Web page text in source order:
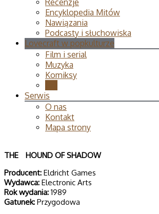
Recenzje
Encyklopedia Mitów
Nawiązania
Podcasty i słuchowiska
Lovecraft w popkulturze
Film i serial
Muzyka
Komiksy
Serwis
O nas
Kontakt
Mapa strony
THE
HOUND OF SHADOW
Producent: Eldricht Games
Wydawca: Electronic Arts
Rok wydania: 1989
Gatunek: Przygodowa